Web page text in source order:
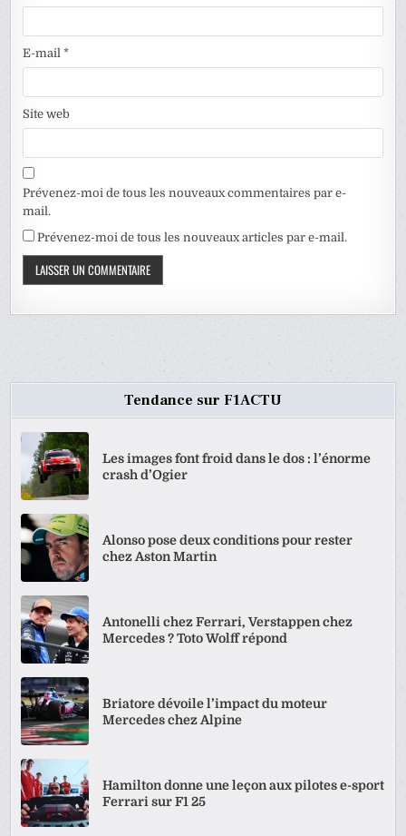
E-mail*
Site web
Prévenez-moi de tous les nouveaux commentaires par e-
mail.
Prévenez-moi de tous les nouveaux articles par e-mail.
Tendance sur F1ACTU
Les images font froid dans le dos : l’énorme
crash d’Ogier
Alonso pose deux conditions pour rester
chez Aston Martin
Antonelli chez Ferrari, Verstappen chez
Mercedes ? Toto Wolff répond
Briatore dévoile l’impact du moteur
Mercedes chez Alpine
Hamilton donne une leçon aux pilotes e-sport
Ferrari sur F1 25